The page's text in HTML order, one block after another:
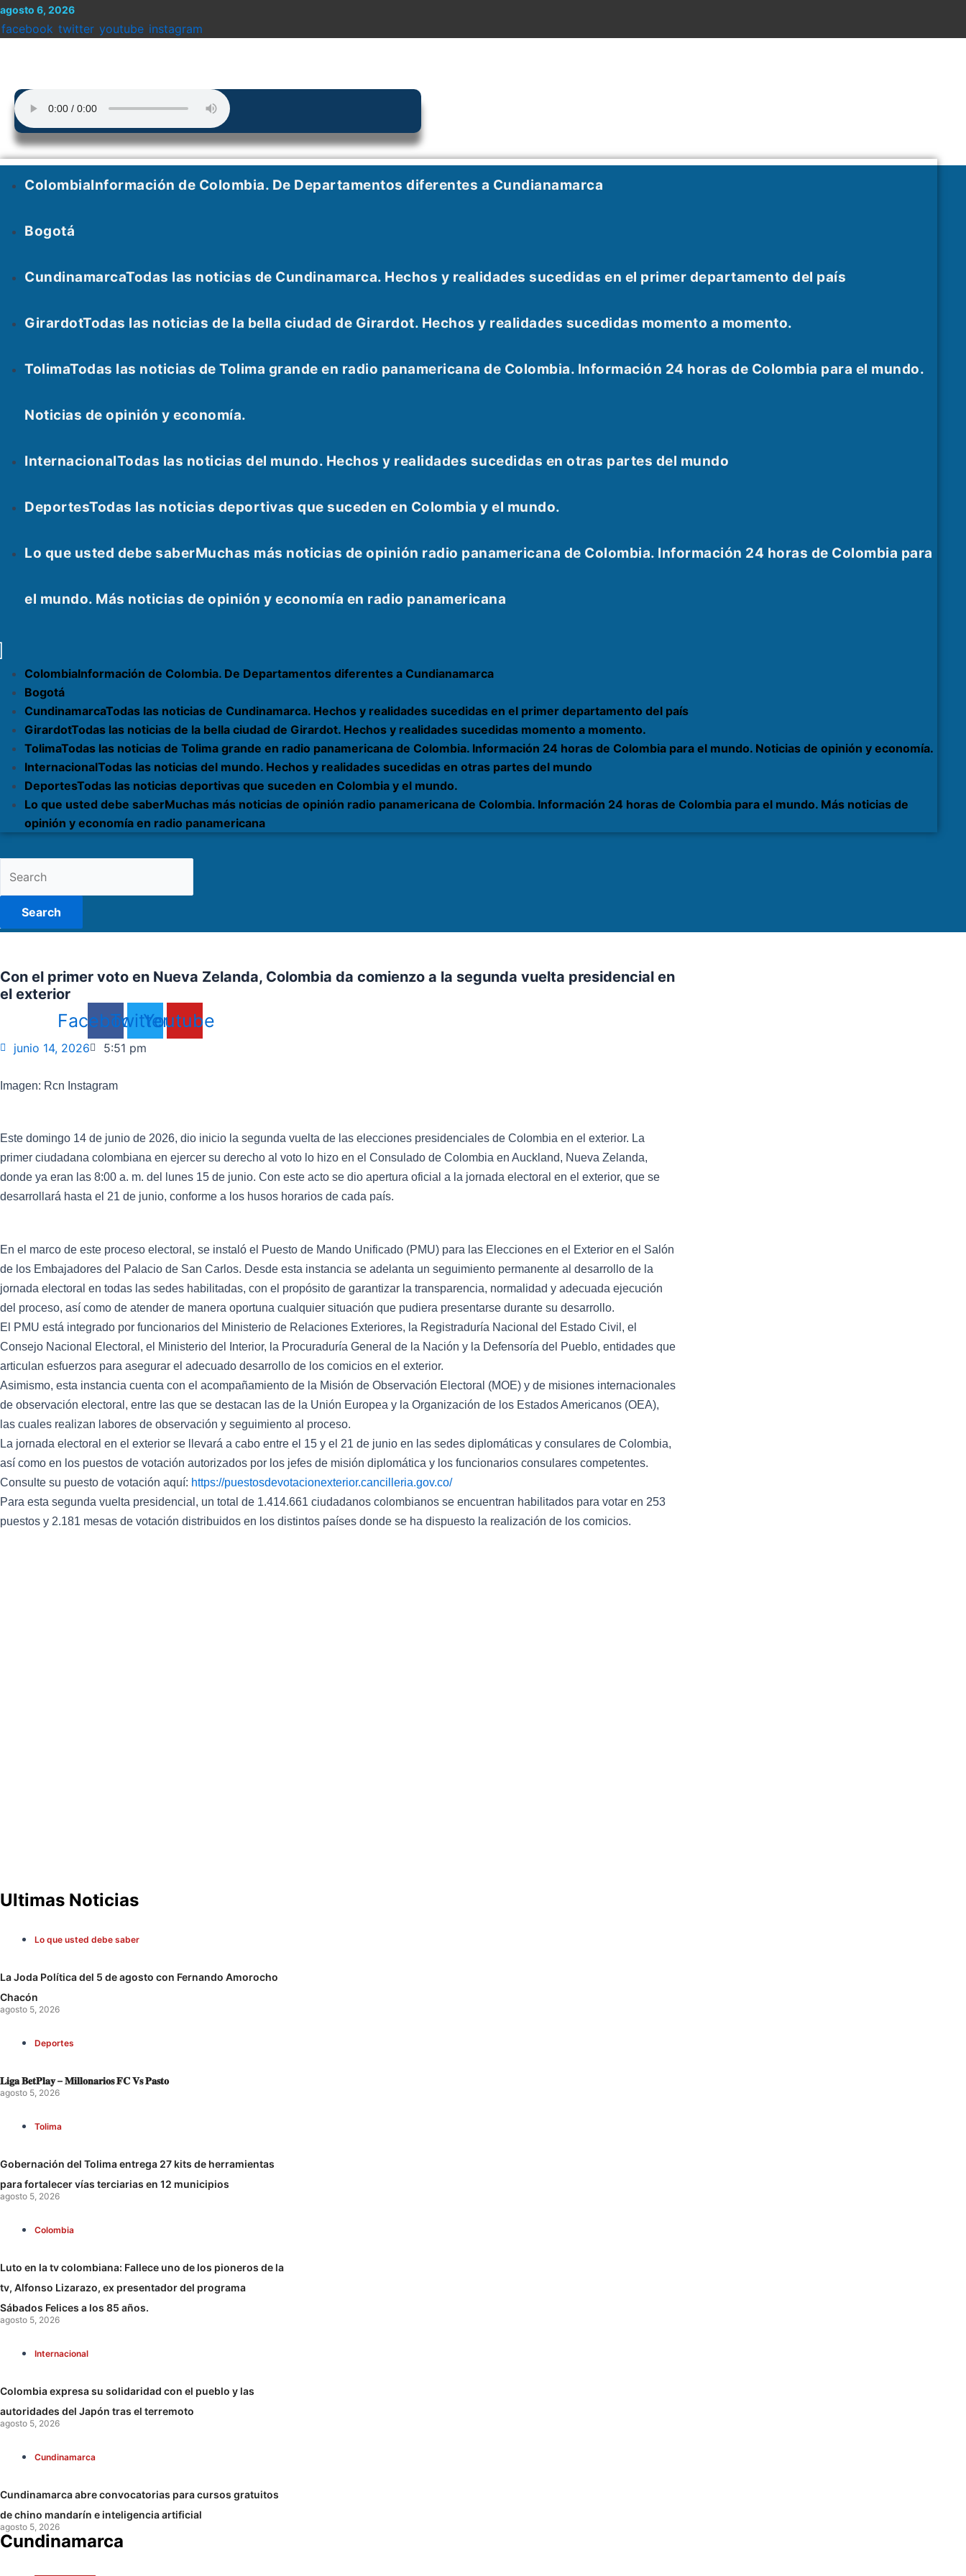
Ir
al
agosto 6, 2026
facebook twitter youtube instagram
ColombiaInformación de Colombia. De Departamentos diferentes a Cundianamarca
Bogotá
CundinamarcaTodas las noticias de Cundinamarca. Hechos y realidades sucedidas en el primer departamento del país
GirardotTodas las noticias de la bella ciudad de Girardot. Hechos y realidades sucedidas momento a momento.
TolimaTodas las noticias de Tolima grande en radio panamericana de Colombia. Información 24 horas de Colombia para el mundo.
Noticias de opinión y economía.
InternacionalTodas las noticias del mundo. Hechos y realidades sucedidas en otras partes del mundo
DeportesTodas las noticias deportivas que suceden en Colombia y el mundo.
Lo que usted debe saberMuchas más noticias de opinión radio panamericana de Colombia. Información 24 horas de Colombia para
el mundo. Más noticias de opinión y economía en radio panamericana
Menu
ColombiaInformación de Colombia. De Departamentos diferentes a Cundianamarca
Bogotá
CundinamarcaTodas las noticias de Cundinamarca. Hechos y realidades sucedidas en el primer departamento del país
GirardotTodas las noticias de la bella ciudad de Girardot. Hechos y realidades sucedidas momento a momento.
TolimaTodas las noticias de Tolima grande en radio panamericana de Colombia. Información 24 horas de Colombia para el mundo. Noticias de opinión y economía.
InternacionalTodas las noticias del mundo. Hechos y realidades sucedidas en otras partes del mundo
DeportesTodas las noticias deportivas que suceden en Colombia y el mundo.
Lo que usted debe saberMuchas más noticias de opinión radio panamericana de Colombia. Información 24 horas de Colombia para el mundo. Más noticias de
opinión y economía en radio panamericana
Enter
Keyword
Search
for:
Search
Search
Con el primer voto en Nueva Zelanda, Colombia da comienzo a la segunda vuelta presidencial en
el exterior
Facebook
TwitterYoutube
junio 14, 2026 5:51 pm
Imagen: Rcn Instagram
Este domingo 14 de junio de 2026, dio inicio la segunda vuelta de las elecciones presidenciales de Colombia en el exterior. La
primer ciudadana colombiana en ejercer su derecho al voto lo hizo en el Consulado de Colombia en Auckland, Nueva Zelanda,
donde ya eran las 8:00 a. m. del lunes 15 de junio. Con este acto se dio apertura oficial a la jornada electoral en el exterior, que se
desarrollará hasta el 21 de junio, conforme a los husos horarios de cada país.
En el marco de este proceso electoral, se instaló el Puesto de Mando Unificado (PMU) para las Elecciones en el Exterior en el Salón
de los Embajadores del Palacio de San Carlos. Desde esta instancia se adelanta un seguimiento permanente al desarrollo de la
jornada electoral en todas las sedes habilitadas, con el propósito de garantizar la transparencia, normalidad y adecuada ejecución
del proceso, así como de atender de manera oportuna cualquier situación que pudiera presentarse durante su desarrollo.
El PMU está integrado por funcionarios del Ministerio de Relaciones Exteriores, la Registraduría Nacional del Estado Civil, el
Consejo Nacional Electoral, el Ministerio del Interior, la Procuraduría General de la Nación y la Defensoría del Pueblo, entidades que
articulan esfuerzos para asegurar el adecuado desarrollo de los comicios en el exterior.
Asimismo, esta instancia cuenta con el acompañamiento de la Misión de Observación Electoral (MOE) y de misiones internacionales
de observación electoral, entre las que se destacan las de la Unión Europea y la Organización de los Estados Americanos (OEA),
las cuales realizan labores de observación y seguimiento al proceso.
La jornada electoral en el exterior se llevará a cabo entre el 15 y el 21 de junio en las sedes diplomáticas y consulares de Colombia,
así como en los puestos de votación autorizados por los jefes de misión diplomática y los funcionarios consulares competentes.
Consulte su puesto de votación aquí: https://puestosdevotacionexterior.cancilleria.gov.co/
Para esta segunda vuelta presidencial, un total de 1.414.661 ciudadanos colombianos se encuentran habilitados para votar en 253
puestos y 2.181 mesas de votación distribuidos en los distintos países donde se ha dispuesto la realización de los comicios.
Ultimas Noticias
Lo que usted debe saber
La Joda Política del 5 de agosto con Fernando Amorocho
Chacón
agosto 5, 2026
Deportes
𝐋𝐢𝐠𝐚 𝐁𝐞𝐭𝐏𝐥𝐚𝐲 – 𝐌𝐢𝐥𝐥𝐨𝐧𝐚𝐫𝐢𝐨𝐬 𝐅𝐂 𝐕𝐬 𝐏𝐚𝐬𝐭𝐨
agosto 5, 2026
Tolima
Gobernación del Tolima entrega 27 kits de herramientas
para fortalecer vías terciarias en 12 municipios
agosto 5, 2026
Colombia
Luto en la tv colombiana: Fallece uno de los pioneros de la
tv, Alfonso Lizarazo, ex presentador del programa
Sábados Felices a los 85 años.
agosto 5, 2026
Internacional
Colombia expresa su solidaridad con el pueblo y las
autoridades del Japón tras el terremoto
agosto 5, 2026
Cundinamarca
Cundinamarca abre convocatorias para cursos gratuitos
de chino mandarín e inteligencia artificial
agosto 5, 2026
Cundinamarca